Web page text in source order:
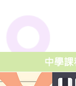
中學課